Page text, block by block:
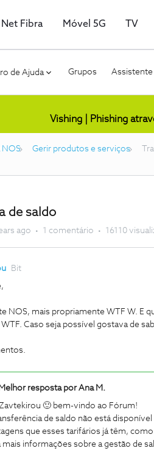
Net Fibra Móvel 5G TV
de Ajuda Grupos Assistente
Vishing | Phishing
NOS Gerir produtos e serviços
de saldo
ago 1 comentário 16110
Bit
NOS, mais propriamente WTF W. E
Caso seja possível gostava de
Melhor resposta porAna M.
🙂 bem-vindo ao Fórum!
de saldo não está
que esses tarifários já têm,
mais informações sobre a gestão de